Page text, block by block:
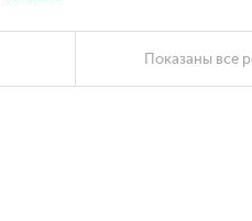
Показаны все